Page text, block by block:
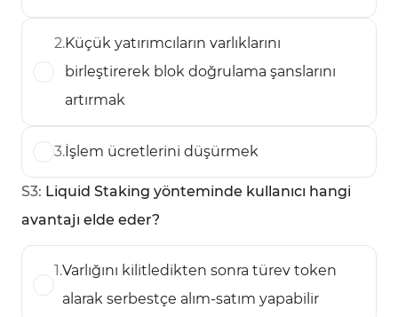
2.Küçük yatırımcıların varlıklarını
birleştirerek blok doğrulama şanslarını
artırmak
3.İşlem ücretlerini düşürmek
S3: Liquid Staking yönteminde kullanıcı hangi
avantajı elde eder?
1.Varlığını kilitledikten sonra türev token
alarak serbestçe alım-satım yapabilir